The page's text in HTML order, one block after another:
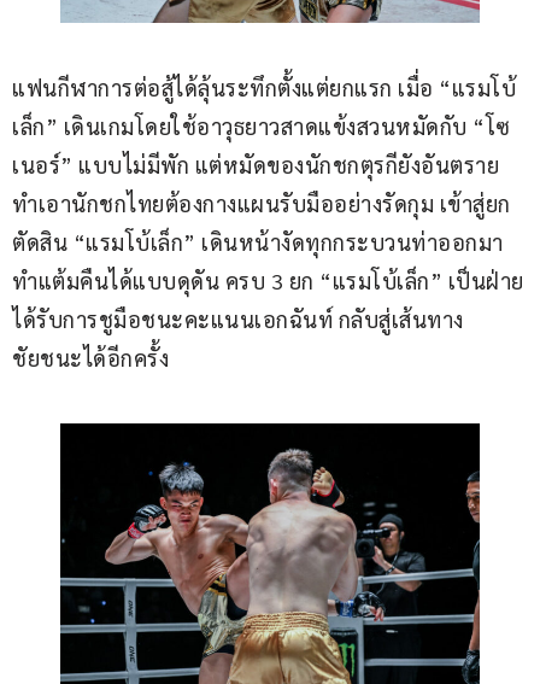
แฟนกีฬาการต่อสู้ได้ลุ้นระทึกตั้งแต่ยกแรก เมื่อ “แรมโบ้
เล็ก” เดินเกมโดยใช้อาวุธยาวสาดแข้งสวนหมัดกับ “โซ
เนอร์” แบบไม่มีพัก แต่หมัดของนักชกตุรกียังอันตราย
ทำเอานักชกไทยต้องกางแผนรับมืออย่างรัดกุม เข้าสู่ยก
ตัดสิน “แรมโบ้เล็ก” เดินหน้างัดทุกกระบวนท่าออกมา
ทำแต้มคืนได้แบบดุดัน ครบ 3 ยก “แรมโบ้เล็ก” เป็นฝ่าย
ได้รับการชูมือชนะคะแนนเอกฉันท์ กลับสู่เส้นทาง
ชัยชนะได้อีกครั้ง